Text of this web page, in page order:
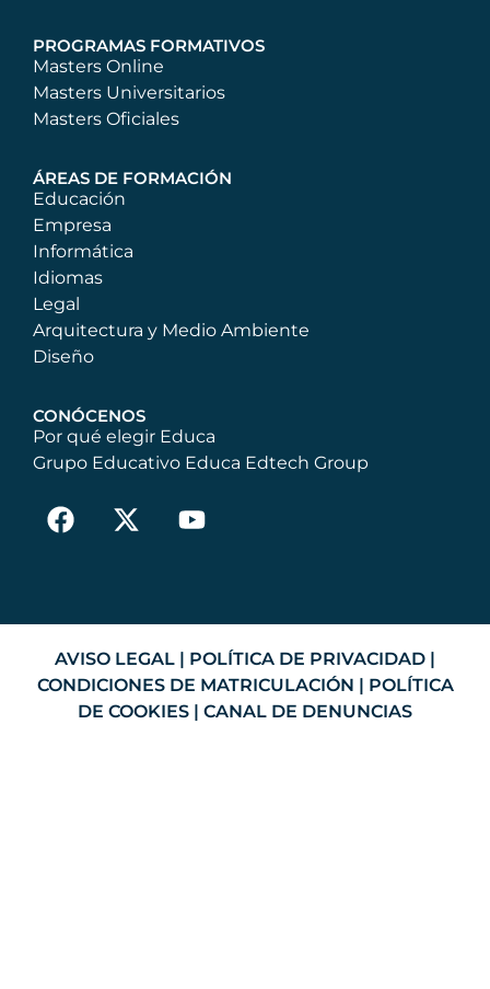
PROGRAMAS FORMATIVOS
Masters Online
Masters Universitarios
Masters Oficiales
ÁREAS DE FORMACIÓN
Educación
Empresa
Informática
Idiomas
Legal
Arquitectura y Medio Ambiente
Diseño
CONÓCENOS
Por qué elegir Educa
Grupo Educativo Educa Edtech Group
AVISO LEGAL | POLÍTICA DE PRIVACIDAD |
CONDICIONES DE MATRICULACIÓN | POLÍTICA
DE COOKIES | CANAL DE DENUNCIAS